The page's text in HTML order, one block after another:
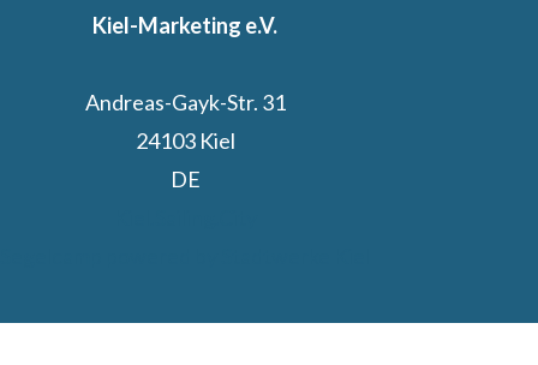
Kiel-Marketing e.V.
Andreas-Gayk-Str. 31
24103 Kiel
DE